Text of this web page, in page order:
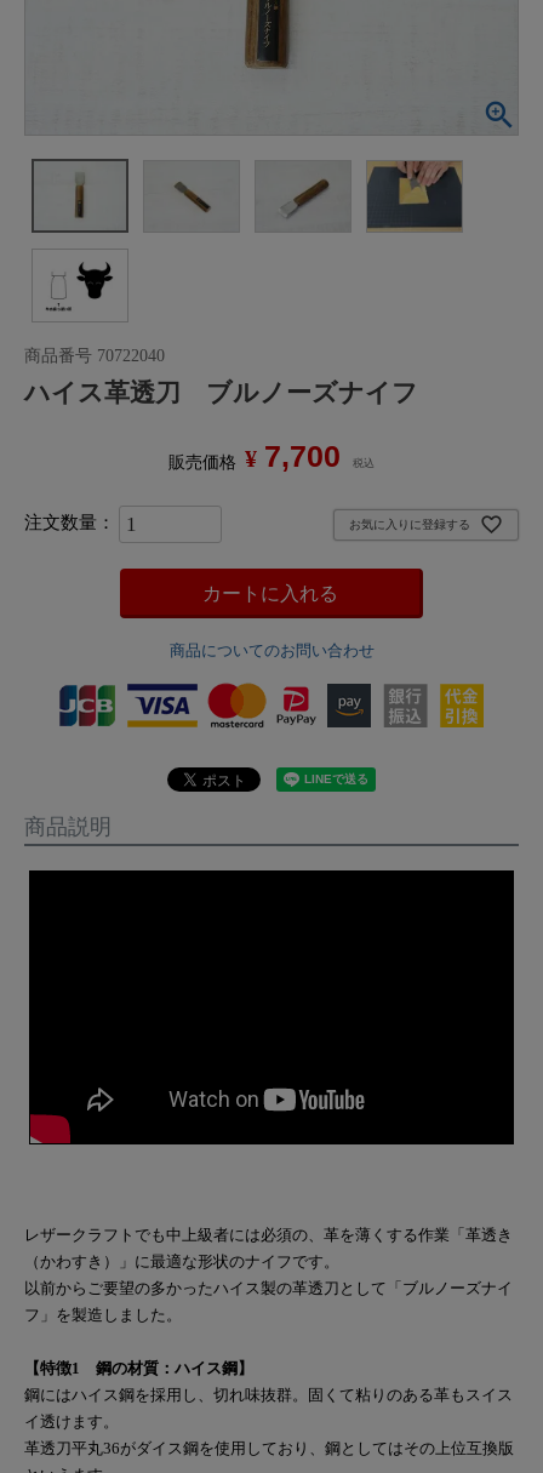
商品番号 70722040
ハイス革透刀 ブルノーズナイフ
販売価格 ¥ 7,700 税込
お気に入りに登録する
カートに入れる
商品についてのお問い合わせ
商品説明
レザークラフトでも中上級者には必須の、革を薄くする作業「革透き
（かわすき）」に最適な形状のナイフです。
以前からご要望の多かったハイス製の革透刀として「ブルノーズナイ
フ」を製造しました。
【特徴1 鋼の材質：ハイス鋼】
鋼にはハイス鋼を採用し、切れ味抜群。固くて粘りのある革もスイス
イ透けます。
革透刀平丸36がダイス鋼を使用しており、鋼としてはその上位互換版